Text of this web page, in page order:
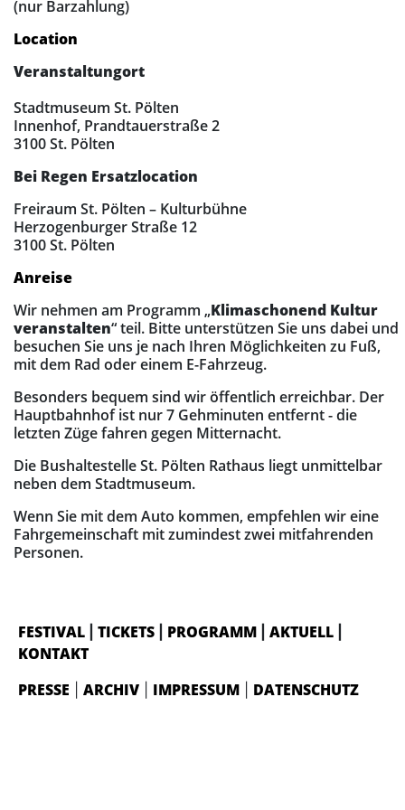
(nur Barzahlung)
Location
Veranstaltungort
Stadtmuseum St. Pölten
Innenhof, Prandtauerstraße 2
3100 St. Pölten
Bei Regen Ersatzlocation
Freiraum St. Pölten – Kulturbühne
Herzogenburger Straße 12
3100 St. Pölten
Anreise
Wir nehmen am Programm „Klimaschonend Kultur
veranstalten“ teil. Bitte unterstützen Sie uns dabei und
besuchen Sie uns je nach Ihren Möglichkeiten zu Fuß,
mit dem Rad oder einem E-Fahrzeug.
Besonders bequem sind wir öffentlich erreichbar. Der
Hauptbahnhof ist nur 7 Gehminuten entfernt - die
letzten Züge fahren gegen Mitternacht.
Die Bushaltestelle St. Pölten Rathaus liegt unmittelbar
neben dem Stadtmuseum.
Wenn Sie mit dem Auto kommen, empfehlen wir eine
Fahrgemeinschaft mit zumindest zwei mitfahrenden
Personen.
FESTIVAL TICKETS PROGRAMM AKTUELL
KONTAKT
PRESSE
ARCHIV IMPRESSUM DATENSCHUTZ